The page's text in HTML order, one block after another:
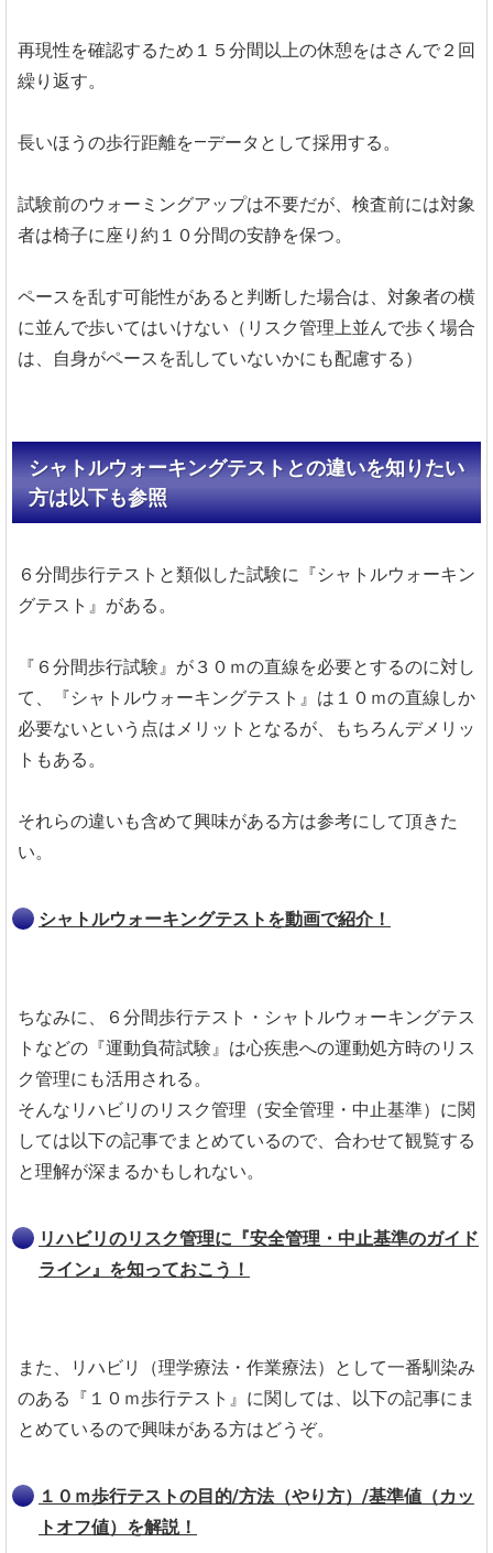
再現性を確認するため１５分間以上の休憩をはさんで２回
繰り返す。
長いほうの歩行距離を―データとして採用する。
試験前のウォーミングアップは不要だが、検査前には対象
者は椅子に座り約１０分間の安静を保つ。
ペースを乱す可能性があると判断した場合は、対象者の横
に並んで歩いてはいけない（リスク管理上並んで歩く場合
は、自身がペースを乱していないかにも配慮する）
シャトルウォーキングテストとの違いを知りたい
方は以下も参照
６分間歩行テストと類似した試験に『シャトルウォーキン
グテスト』がある。
『６分間歩行試験』が３０ｍの直線を必要とするのに対し
て、『シャトルウォーキングテスト』は１０ｍの直線しか
必要ないという点はメリットとなるが、もちろんデメリッ
トもある。
それらの違いも含めて興味がある方は参考にして頂きた
い。
シャトルウォーキングテストを動画で紹介！
ちなみに、６分間歩行テスト・シャトルウォーキングテス
トなどの『運動負荷試験』は心疾患への運動処方時のリス
ク管理にも活用される。
そんなリハビリのリスク管理（安全管理・中止基準）に関
しては以下の記事でまとめているので、合わせて観覧する
と理解が深まるかもしれない。
リハビリのリスク管理に『安全管理・中止基準のガイド
ライン』を知っておこう！
また、リハビリ（理学療法・作業療法）として一番馴染み
のある『１０ｍ歩行テスト』に関しては、以下の記事にま
とめているので興味がある方はどうぞ。
１０ｍ歩行テストの目的/方法（やり方）/基準値（カッ
トオフ値）を解説！